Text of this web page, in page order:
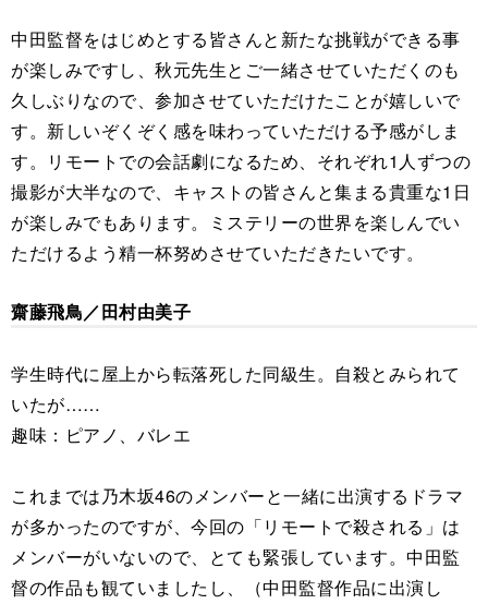
中田監督をはじめとする皆さんと新たな挑戦ができる事
が楽しみですし、秋元先生とご一緒させていただくのも
久しぶりなので、参加させていただけたことが嬉しいで
す。新しいぞくぞく感を味わっていただける予感がしま
す。リモートでの会話劇になるため、それぞれ1人ずつの
撮影が大半なので、キャストの皆さんと集まる貴重な1日
が楽しみでもあります。ミステリーの世界を楽しんでい
ただけるよう精一杯努めさせていただきたいです。
齋藤飛鳥／田村由美子
学生時代に屋上から転落死した同級生。自殺とみられて
いたが……
趣味：ピアノ、バレエ
これまでは乃木坂46のメンバーと一緒に出演するドラマ
が多かったのですが、今回の「リモートで殺される」は
メンバーがいないので、とても緊張しています。中田監
督の作品も観ていましたし、（中田監督作品に出演し